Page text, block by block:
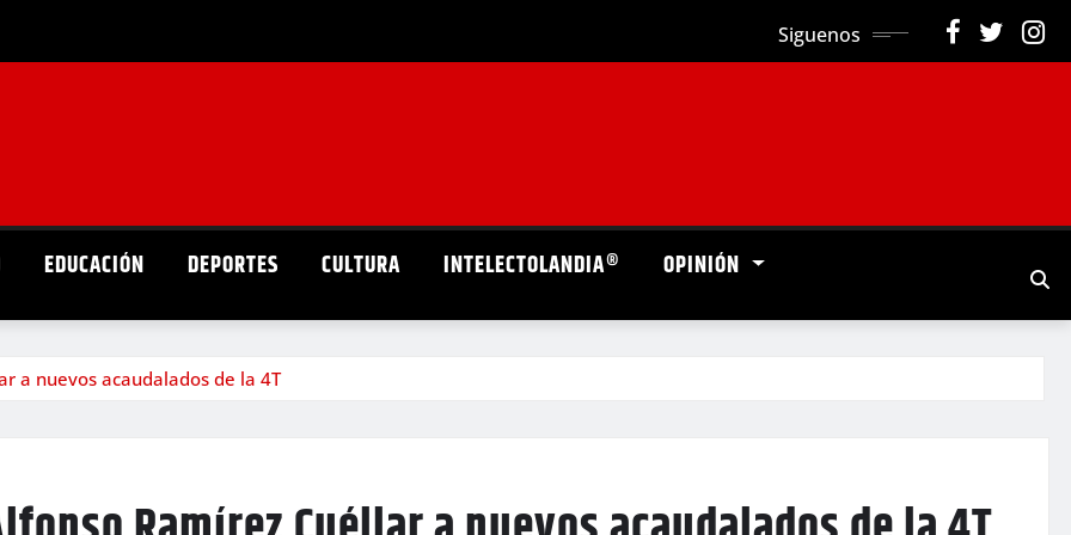
Siguenos
EDUCACIÓN DEPORTES CULTURA INTELECTOLANDIA® OPINIÓN
a nuevos acaudalados de la 4T